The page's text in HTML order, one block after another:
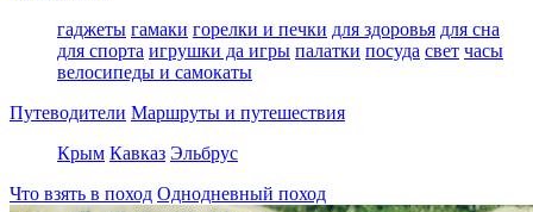
гаджеты гамаки горелки и печки для здоровья для сна
для спорта игрушки да игры палатки посуда свет часы
велосипеды и самокаты
Путеводители Маршруты и путешествия
Крым Кавказ Эльбрус
Что взять в поход Однодневный поход